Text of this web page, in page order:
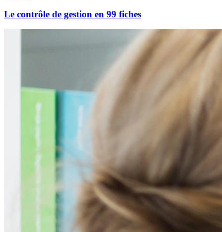
Le contrôle de gestion en 99 fiches